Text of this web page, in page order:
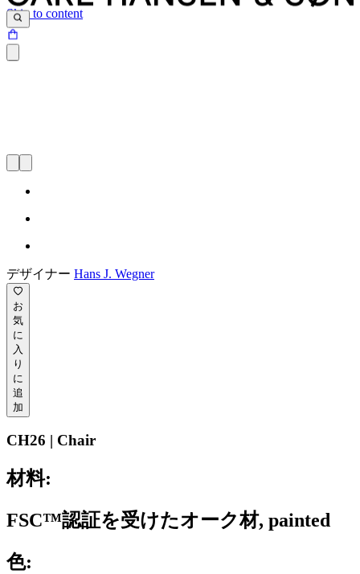
Skip to content
デザイナー Hans J. Wegner
お
気
に
入
り
に
追
加
CH26 | Chair
材料:
FSC™認証を受けたオーク材, painted
色: